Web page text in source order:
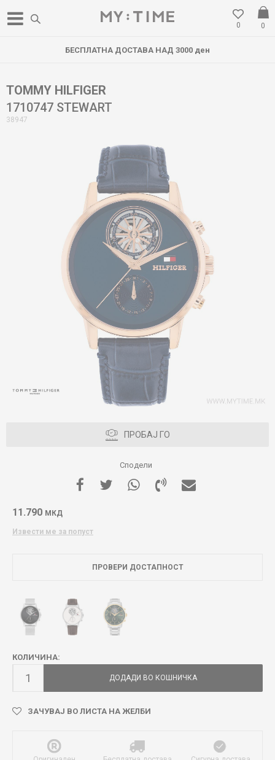
0
0
БЕСПЛАТНА ДОСТАВА НАД 3000 ден
TOMMY HILFIGER
1710747 STEWART
38947
ПРОБАЈ ГО
Сподели
11.790 МКД
Извести ме за попуст
ПРОВЕРИ ДОСТАПНОСТ
КОЛИЧИНА:
ДОДАДИ ВО КОШНИЧКА
ЗАЧУВАЈ ВО ЛИСТА НА ЖЕЛБИ